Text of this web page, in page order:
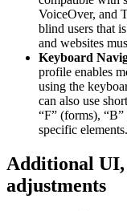
VoiceOver, and
blind users that
and websites
Keyboard
profile enables
using the
can also use
“F” (forms),
specific elements.
Additional
adjustments